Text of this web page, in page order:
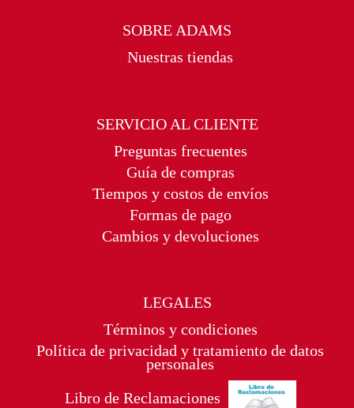
SOBRE ADAMS
Nuestras tiendas
SERVICIO AL CLIENTE
Preguntas frecuentes
Guía de compras
Tiempos y costos de envíos
Formas de pago
Cambios y devoluciones
LEGALES
Términos y condiciones
Política de privacidad y tratamiento de datos
personales
Libro de Reclamaciones